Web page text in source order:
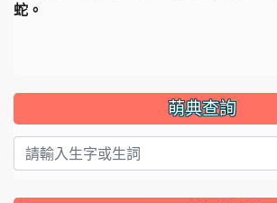
蛇。
萌典查詢